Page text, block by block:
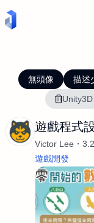
無頭像 描述
Unity3D
遊戲程式
Victor Lee
遊戲開發